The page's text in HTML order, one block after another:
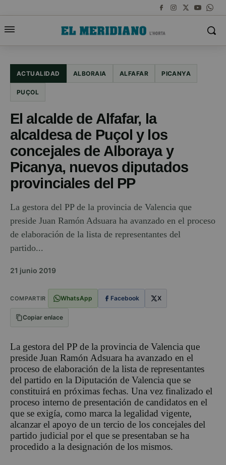
ACTUALIDAD ALBORAIA ALFAFAR PICANYA
PUÇOL
El alcalde de Alfafar, la
alcaldesa de Puçol y los
concejales de Alboraya y
Picanya, nuevos diputados
provinciales del PP
La gestora del PP de la provincia de Valencia que
preside Juan Ramón Adsuara ha avanzado en el proceso
de elaboración de la lista de representantes del
partido...
21 junio 2019
COMPARTIR WhatsApp Facebook X
Copiar enlace
La gestora del PP de la provincia de Valencia que
preside Juan Ramón Adsuara ha avanzado en el
proceso de elaboración de la lista de representantes
del partido en la Diputación de Valencia que se
constituirá en próximas fechas. Una vez finalizado el
proceso interno de presentación de candidatos en el
que se exigía, como marca la legalidad vigente,
alcanzar el apoyo de un tercio de los concejales del
partido judicial por el que se presentaban se ha
procedido a la designación de los mismos.